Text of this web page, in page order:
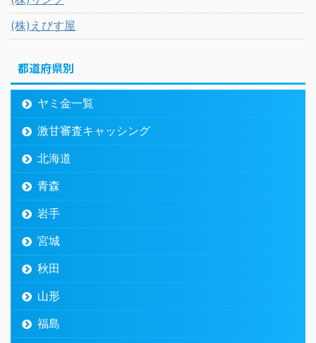
(株)えびす屋
都道府県別
ヤミ金一覧
激甘審査キャッシング
北海道
青森
岩手
宮城
秋田
山形
福島